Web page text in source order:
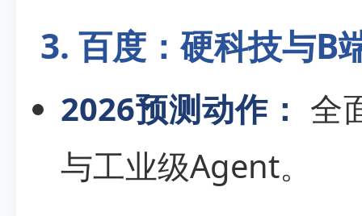
3. 百度：硬科技与B
2026预测动作： 全
与工业级Agent。